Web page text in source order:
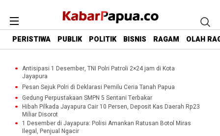
PERISTIWA PUBLIK POLITIK BISNIS RAGAM OLAH
Antisipasi 1 Desember, TNI Polri Patroli 2×24 jam di Kota
Jayapura
Pesan Sejuk Polri di Deklarasi Pemilu Ceria Tanah Papua
Gedung Perpustakaan SMPN 5 Sentani Terbakar
Hibah Pilkada Jayapura Cair 10 Persen, Deposit Kas Daerah Rp23
Miliar Disorot
1 Desember di Jayapura: Polisi Amankan Ratusan Botol Miras
Ilegal, Penjual Ngacir